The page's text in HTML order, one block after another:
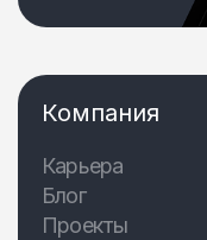
Компания
Карьера
Блог
Проекты